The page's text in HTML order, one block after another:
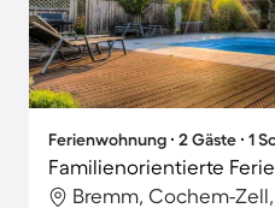
Ferienwohnung ∙ 2 Gäste ∙ 1
Bremm, Cochem-